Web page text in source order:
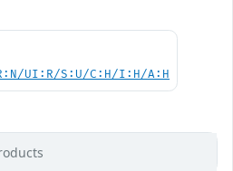
UI:R/S:U/C:H/I:H/A:H